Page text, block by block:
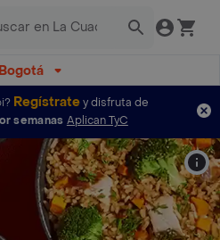
Bogotá
Regístratey disfruta de
semanas Aplican TyC